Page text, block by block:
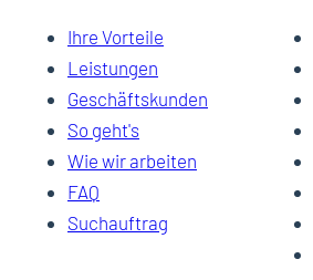
Ihre Vorteile
Leistungen
Geschäftskunden
So geht's
Wie wir arbeiten
FAQ
Suchauftrag